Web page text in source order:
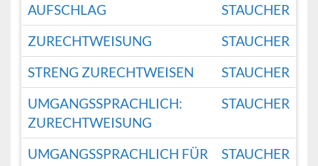
AUFSCHLAG
STAUCHER
ZURECHTWEISUNG
STAUCHER
STRENG ZURECHTWEISEN
STAUCHER
UMGANGSSPRACHLICH:
ZURECHTWEISUNG
STAUCHER
UMGANGSSPRACHLICH FÜR
STAUCHER